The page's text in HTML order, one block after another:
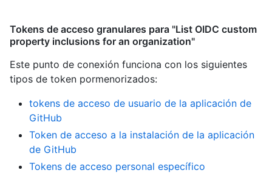
Tokens de acceso granulares para "List OIDC custom
property inclusions for an organization"
Este punto de conexión funciona con los siguientes
tipos de token pormenorizados:
tokens de acceso de usuario de la aplicación de
GitHub
Token de acceso a la instalación de la aplicación
de GitHub
Tokens de acceso personal específico